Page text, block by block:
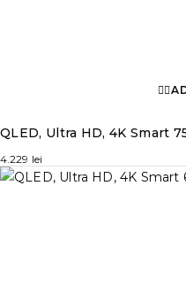
QLED, Ultra HD, 4K Smart
4.229 lei